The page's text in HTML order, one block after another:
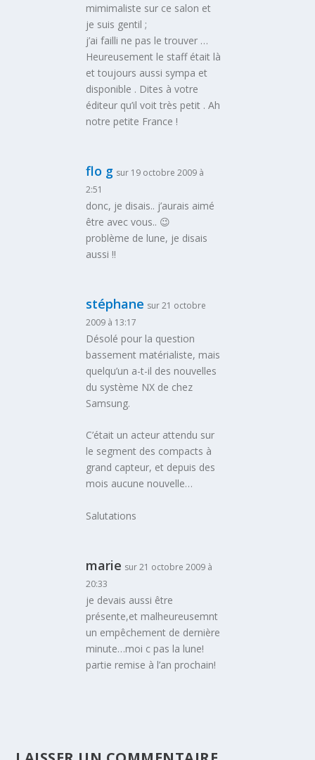
mimimaliste sur ce salon et
je suis gentil ;
j’ai failli ne pas le trouver …
Heureusement le staff était là
et toujours aussi sympa et
disponible . Dites à votre
éditeur qu’il voit très petit . Ah
notre petite France !
flo g sur 19 octobre 2009 à
2:51
donc, je disais.. j’aurais aimé
être avec vous.. 😉
problème de lune, je disais
aussi !!
stéphane sur 21 octobre
2009 à 13:17
Désolé pour la question
bassement matérialiste, mais
quelqu’un a-t-il des nouvelles
du système NX de chez
Samsung.
C’était un acteur attendu sur
le segment des compacts à
grand capteur, et depuis des
mois aucune nouvelle…
Salutations
marie sur 21 octobre 2009 à
20:33
je devais aussi être
présente,et malheureusemnt
un empêchement de dernière
minute…moi c pas la lune!
partie remise à l’an prochain!